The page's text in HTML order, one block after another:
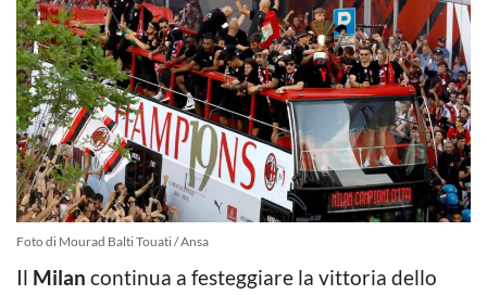
Foto di Mourad Balti Touati / Ansa
Il Milan continua a festeggiare la vittoria dello